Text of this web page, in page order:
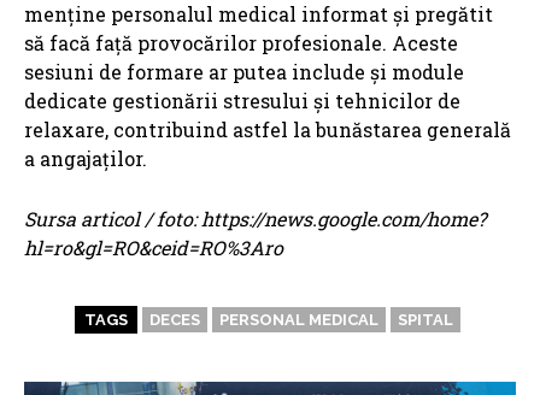
menține personalul medical informat și pregătit
să facă față provocărilor profesionale. Aceste
sesiuni de formare ar putea include și module
dedicate gestionării stresului și tehnicilor de
relaxare, contribuind astfel la bunăstarea generală
a angajaților.
Sursa articol / foto: https://news.google.com/home?
hl=ro&gl=RO&ceid=RO%3Aro
TAGS DECES PERSONAL MEDICAL SPITAL